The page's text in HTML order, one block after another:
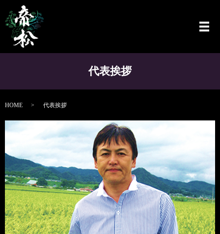
メ
代表挨拶
HOME 代表挨拶